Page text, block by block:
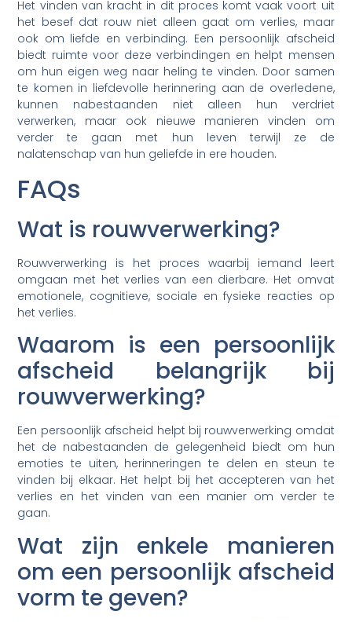
Het vinden van kracht in dit proces komt vaak voort uit
het besef dat rouw niet alleen gaat om verlies, maar
ook om liefde en verbinding. Een persoonlijk afscheid
biedt ruimte voor deze verbindingen en helpt mensen
om hun eigen weg naar heling te vinden. Door samen
te komen in liefdevolle herinnering aan de overledene,
kunnen nabestaanden niet alleen hun verdriet
verwerken, maar ook nieuwe manieren vinden om
verder te gaan met hun leven terwijl ze de
nalatenschap van hun geliefde in ere houden.
FAQs
Wat is rouwverwerking?
Rouwverwerking is het proces waarbij iemand leert
omgaan met het verlies van een dierbare. Het omvat
emotionele, cognitieve, sociale en fysieke reacties op
het verlies.
Waarom is een persoonlijk
afscheid belangrijk bij
rouwverwerking?
Een persoonlijk afscheid helpt bij rouwverwerking omdat
het de nabestaanden de gelegenheid biedt om hun
emoties te uiten, herinneringen te delen en steun te
vinden bij elkaar. Het helpt bij het accepteren van het
verlies en het vinden van een manier om verder te
gaan.
Wat zijn enkele manieren
om een persoonlijk afscheid
vorm te geven?